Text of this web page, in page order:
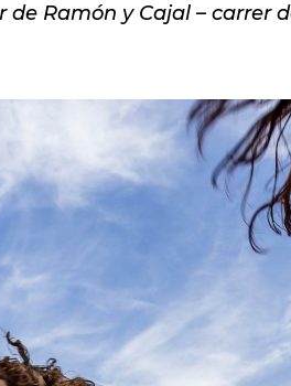
de Ramón y Cajal – carrer